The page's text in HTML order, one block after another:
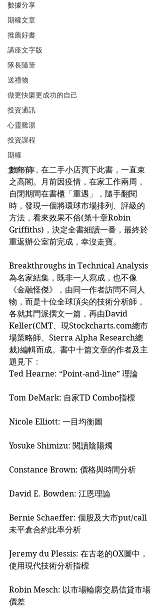
數據分享
期權文章
推薦好書
講座文字版
隊長隨筆
送禮物
做更快樂更成功的自己
投資通訊
心靈雞湯
投資課程
期權
文章分享
數年前，在二手小店買下此書，一直束
之高閣。月前因疫情，在家工作兩周，
自閉期間在書櫃「重遇」，隨手翻閱
時，發現一個將環球市場排列、評級的
方法，看來效果不俗(第十章Robin
Griffiths)，決定全書細讀一番，最終於
重返辦公室前完成，幸沒走寶。
Breakthroughs in Technical Analysis
為名家結集，既非一人寫成，也不像
《金融怪傑》，由同一作者訪問不同人
物，而是十位全球頂尖的技術分析師，
各就其門派撰文一篇，再由David
Keller(CMT、現Stockcharts.com總市
場策略師、Sierra Alpha Research總
裁)編輯而成。書中十篇文章的作者及主
題見下：
Ted Hearne: “Point-and-line” 理論
Tom DeMark: 自家TD Combo指標
Nicole Elliott: 一目均衡圖
Yosuke Shimizu: 閱讀陰陽燭
Constance Brown: 價格與時間分析
David E. Bowden: 江恩理論
Bernie Schaeffer: 個股及大市put/call
未平倉合約比率分析
Jeremy du Plessis: 在古老的OX圖中，
使用現代技術分析指標
Robin Mesch: 以市場輪廓交易信貸市場
價差